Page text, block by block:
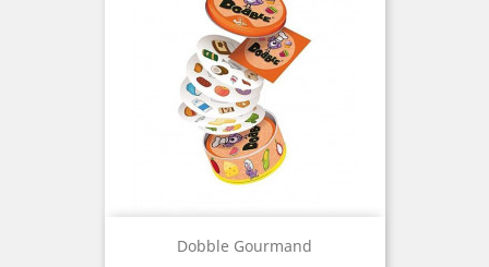
Dobble Gourmand